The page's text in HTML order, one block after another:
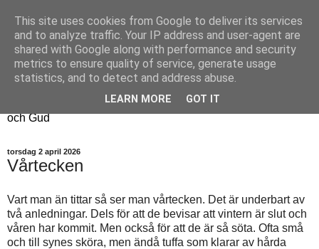
Fyren
Fyren finns för att sprida ljus i mörkret
För att påminna om guldkanterna i tillvaron
Här samsas jakt, hantverk, odling, och andra tankar om livet
och Gud
torsdag 2 april 2026
Vårtecken
Vart man än tittar så ser man vårtecken. Det är underbart av
två anledningar. Dels för att de bevisar att vintern är slut och
våren har kommit. Men också för att de är så söta. Ofta små
och till synes sköra, men ändå tuffa som klarar av hårda
This site uses cookies from Google to deliver its services
and to analyze traffic. Your IP address and user-agent are
shared with Google along with performance and security
metrics to ensure quality of service, generate usage
statistics, and to detect and address abuse.
LEARN MORE GOT IT